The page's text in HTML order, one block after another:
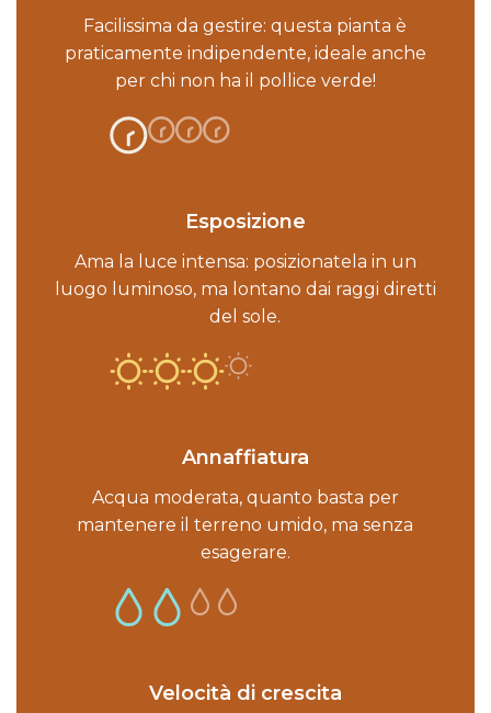
Facilissima da gestire: questa pianta è
praticamente indipendente, ideale anche
per chi non ha il pollice verde!
Esposizione
Ama la luce intensa: posizionatela in un
luogo luminoso, ma lontano dai raggi diretti
del sole.
Annaffiatura
Acqua moderata, quanto basta per
mantenere il terreno umido, ma senza
esagerare.
Velocità di crescita